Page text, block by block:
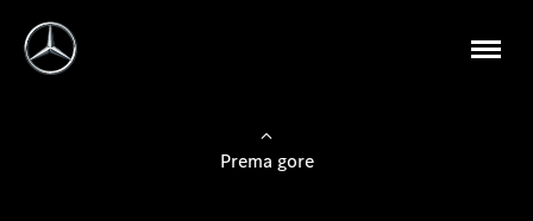
Prema gore